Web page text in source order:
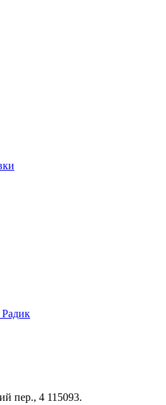
пер., 4 115093.